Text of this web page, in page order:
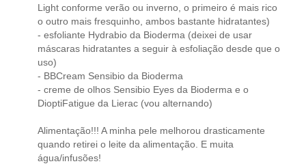
Light conforme verão ou inverno, o primeiro é mais rico
o outro mais fresquinho, ambos bastante hidratantes)
- esfoliante Hydrabio da Bioderma (deixei de usar
máscaras hidratantes a seguir à esfoliação desde que o
uso)
- BBCream Sensibio da Bioderma
- creme de olhos Sensibio Eyes da Bioderma e o
DioptiFatigue da Lierac (vou alternando)
Alimentação!!! A minha pele melhorou drasticamente
quando retirei o leite da alimentação. E muita
água/infusões!